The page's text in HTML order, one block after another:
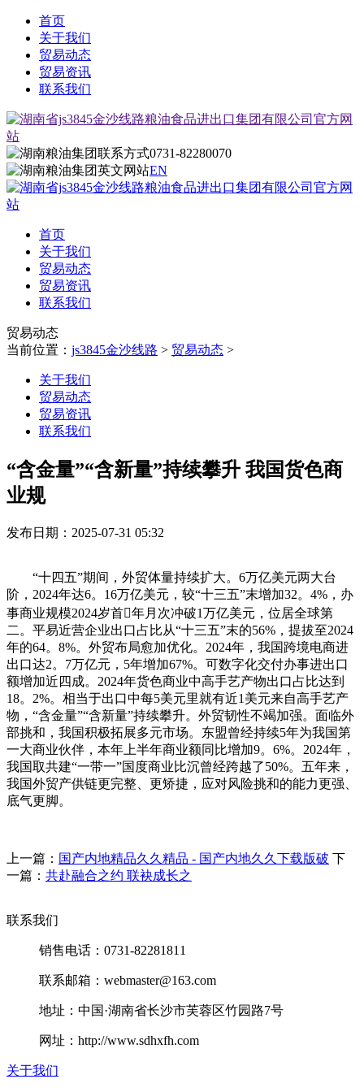
首页
关于我们
贸易动态
贸易资讯
联系我们
0731-82280070
EN
首页
关于我们
贸易动态
贸易资讯
联系我们
贸易动态
当前位置： js3845金沙线路 > 贸易动态 >
关于我们
贸易动态
贸易资讯
联系我们
“含金量”“含新量”持续攀升 我国货色商
业规
发布日期：2025-07-31 05:32
“十四五”期间，外贸体量持续扩大。6万亿美元两大台
阶，2024年达6。16万亿美元，较“十三五”末增加32。4%，办
事商业规模2024岁首年月次冲破1万亿美元，位居全球第
二。平易近营企业出口占比从“十三五”末的56%，提拔至2024
年的64。8%。外贸布局愈加优化。2024年，我国跨境电商进
出口达2。7万亿元，5年增加67%。可数字化交付办事进出口
额增加近四成。2024年货色商业中高手艺产物出口占比达到
18。2%。相当于出口中每5美元里就有近1美元来自高手艺产
物，“含金量”“含新量”持续攀升。外贸韧性不竭加强。面临外
部挑和，我国积极拓展多元市场。东盟曾经持续5年为我国第
一大商业伙伴，本年上半年商业额同比增加9。6%。2024年，
我国取共建“一带一”国度商业比沉曾经跨越了50%。五年来，
我国外贸产供链更完整、更矫捷，应对风险挑和的能力更强、
底气更脚。
上一篇： 国产内地精品久久精品 - 国产内地久久下载版破 下
一篇： 共赴融合之约 联袂成长之
联系我们
销售电话：0731-82281811
联系邮箱：webmaster@163.com
地址：中国·湖南省长沙市芙蓉区竹园路7号
网址：http://www.sdhxfh.com
关于我们